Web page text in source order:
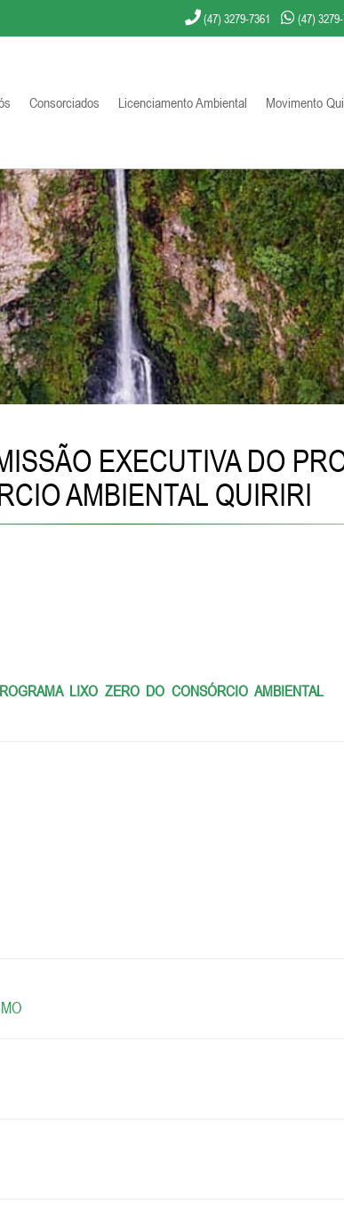
(47) 3279-7361 (47) 3279-
Consorciados Licenciamento Ambiental Movimento
EXECUTIVA DO
AMBIENTAL QUIRIRI
LIXO ZERO DO CONSÓRCIO AMBIENTAL